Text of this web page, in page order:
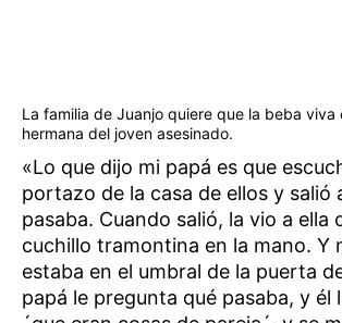
La familia de Juanjo quiere que la beba viva
hermana del joven asesinado.
«Lo que dijo mi papá es que
portazo de la casa de ellos y salió
pasaba. Cuando salió, la vio a ella
cuchillo tramontina en la mano. Y
estaba en el umbral de la puerta
papá le pregunta qué pasaba, y él